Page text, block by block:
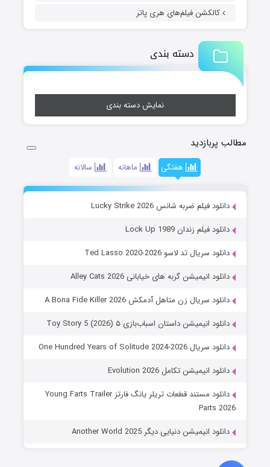
کالکشن فیلم‌های هری پاتر
دسته بندی
نمایش دسته بندی
مطالب پربازدید
هفتگی ماهانه سالانه
دانلود فیلم ضربه شانس Lucky Strike 2026
دانلود فیلم زندان Lock Up 1989
دانلود سریال تد لاسو Ted Lasso 2020-2026
دانلود انیمیشن گربه های خیابانی Alley Cats 2026
دانلود سریال زن متاهل آدمکش A Bona Fide Killer 2026
دانلود انیمیشن داستان اسباب‌بازی ۵ Toy Story 5 (2026)
دانلود سریال One Hundred Years of Solitude 2024-2026
دانلود انیمیشن تکامل Evolution 2026
دانلود مستند قطعات تریلر یانگ فارتز Young Farts Trailer
Parts 2026
دانلود انیمیشن دنیایی دیگر Another World 2025